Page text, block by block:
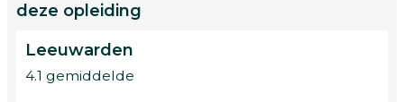
deze opleiding
Leeuwarden
4.1 gemiddelde